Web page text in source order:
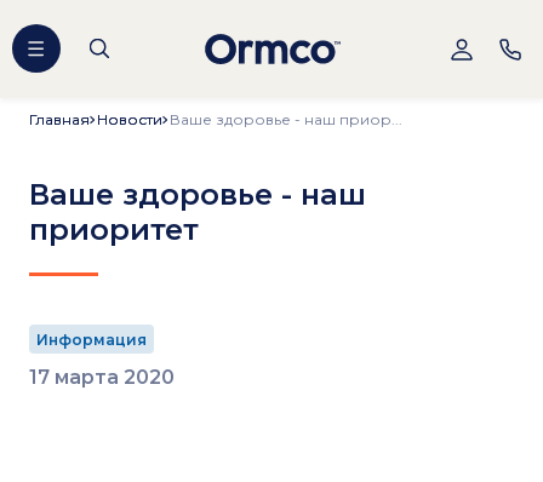
Главная
Главная Новости
Новости Ваше здоровье - наш приор...
Ваше здоровье - наш
приоритет
Информация
17 марта 2020